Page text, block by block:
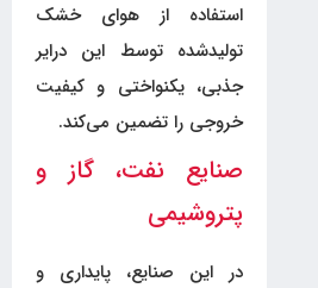
استفاده از هوای خشک
تولیدشده توسط این درایر
جذبی، یکنواختی و کیفیت
خروجی را تضمین می‌کند.
صنایع نفت، گاز و
پتروشیمی
در این صنایع، پایداری و